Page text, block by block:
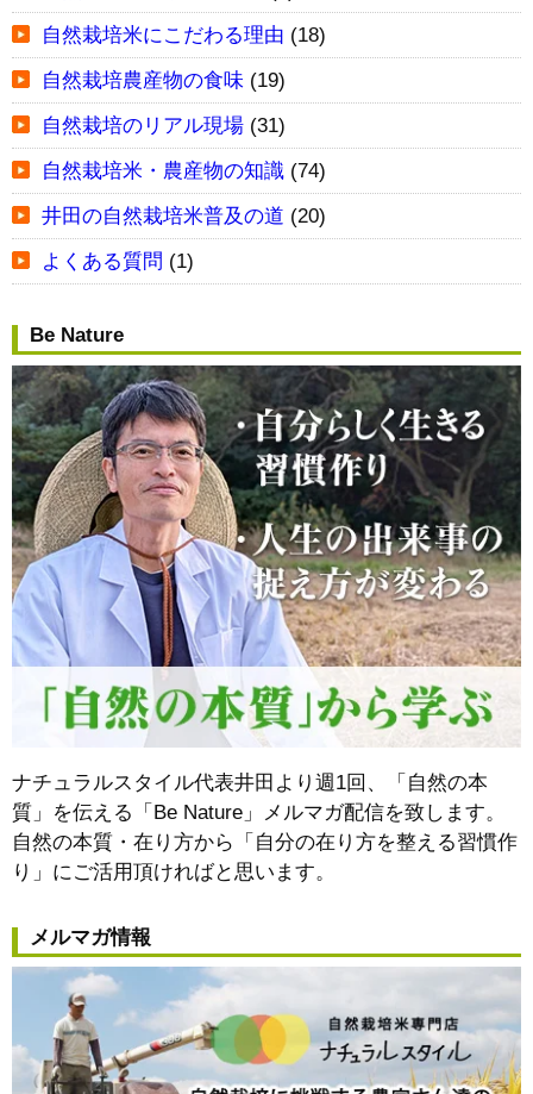
自然栽培米にこだわる理由 (18)
自然栽培農産物の食味 (19)
自然栽培のリアル現場 (31)
自然栽培米・農産物の知識 (74)
井田の自然栽培米普及の道 (20)
よくある質問 (1)
Be Nature
ナチュラルスタイル代表井田より週1回、「自然の本
質」を伝える「Be Nature」メルマガ配信を致します。
自然の本質・在り方から
「自分の在り方を整える習慣作
り」 にご活用頂ければと思います。
メルマガ情報